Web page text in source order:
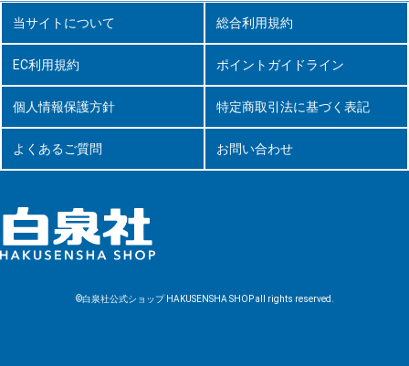
当サイトについて 総合利用規約
EC利用規約 ポイントガイドライン
個人情報保護方針 特定商取引法に基づく表記
よくあるご質問 お問い合わせ
©白泉社公式ショップ HAKUSENSHA SHOP all rights reserved.